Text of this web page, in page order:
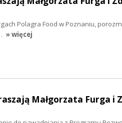
Polagra Food w Poznaniu,
» więcej
Małgorzata Furga i